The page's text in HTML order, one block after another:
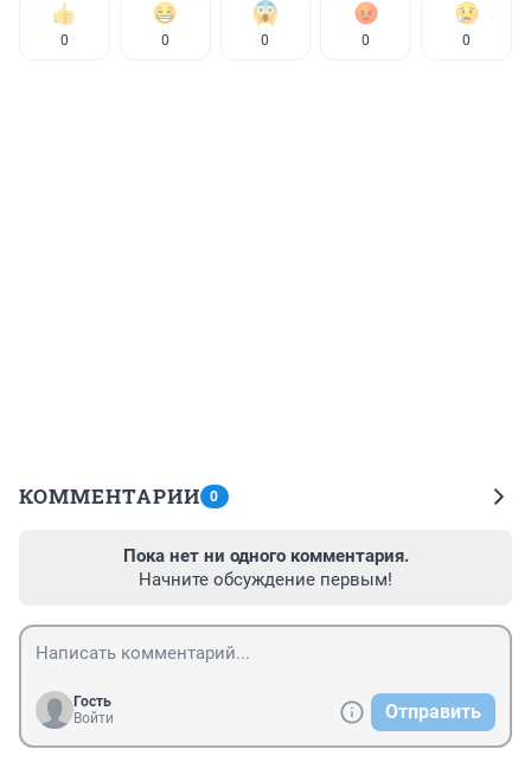
0 0 0 0 0
КОММЕНТАРИИ 0
Пока нет ни одного комментария.
Начните обсуждение первым!
Гость
Войти
Отправить